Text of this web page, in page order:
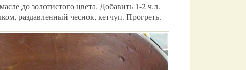
до золотистого цвета. Добавить 1-2 ч.л.
раздавленный чеснок, кетчуп. Прогреть.